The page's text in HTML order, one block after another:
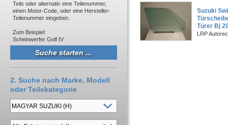
Suzuki
Türer Bj
LRP
Teils oder alternativ eine Teilenummer,
einen Motor-Code, oder eine Hersteller-
Teilenummer eingeben.
Zum Beispiel:
Scheinwerfer Golf IV
2. Suche nach Marke, Modell
oder Teilekategorie